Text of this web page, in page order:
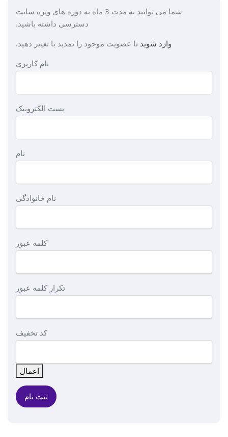
شما می توانید به مدت 3 ماه به دوره های ویژه سایت
دسترسی داشته باشید.
وارد شوید تا عضویت موجود را تمدید یا تغییر دهید.
نام کاربری
پست الکترونیک
نام
نام خانوادگی
کلمه عبور
تکرار کلمه عبور
کد تخفیف
اعمال